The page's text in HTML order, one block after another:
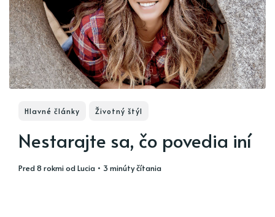
Hlavné články Životný štýl
Nestarajte sa, čo povedia iní
pred 8 rokmiodLucia • 3 minúty čítania